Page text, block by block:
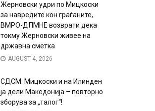
Жерновски удри по Мицкоски
за навредите кон граѓаните,
ВМРО-ДПМНЕ возврати дека
токму Жерновски живее на
државна сметка
AUGUST 4, 2026
СДСМ: Мицкоски и на Илинден
ја дели Македонија – повторно
зборува за „талог“!